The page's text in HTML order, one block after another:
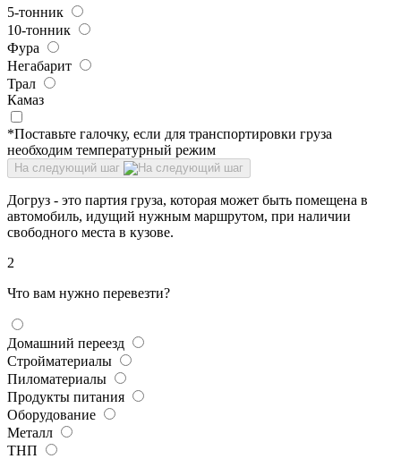
5-тонник
10-тонник
Фура
Негабарит
Трал
Камаз
*Поставьте галочку, если для транспортировки груза
необходим температурный режим
На следующий шаг
Догруз - это партия груза, которая может быть помещена в
автомобиль, идущий нужным маршрутом, при наличии
свободного места в кузове.
2
Что вам нужно перевезти?
Домашний переезд
Стройматериалы
Пиломатериалы
Продукты питания
Оборудование
Металл
ТНП